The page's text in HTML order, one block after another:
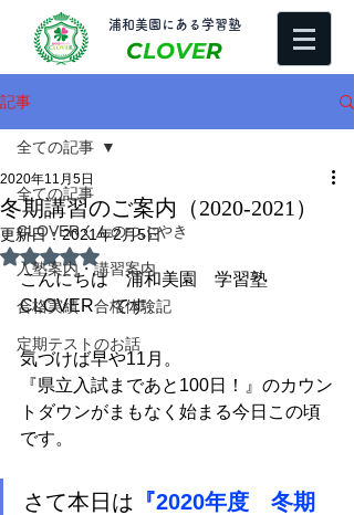
​浦和美園にある学習塾
CLOVER
記事
全ての記事
CLOVERくんのつぶやき
入塾案内・講習案内
合格実績・合格体験記
定期テストのお話
全ての記事
冬期講習のご案内（2020-2021）
2020年11月5日
更新日：2021年2月5日
5つ星のうちNaNと評価されています。
こんにちは　浦和美園　学習塾
CLOVER　です。
気づけば早や11月。
『県立入試まであと100日！』のカウン
トダウンがまもなく始まる今日この頃
です。
さて本日は 『2020年度　冬期